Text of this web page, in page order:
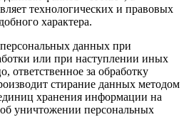
технологических и правовых
характера.
данных при
или при наступлении иных
ответственное за обработку
стирание данных методом
хранения информации на
об уничтожении персональных